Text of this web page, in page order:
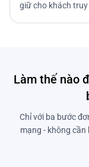
giữ cho khách
Làm thế nào
Chỉ với ba bước
mạng - không